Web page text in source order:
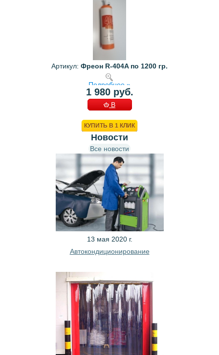
Артикул: Фреон R-404A по 1200 гр.
Подробнее »
1 980 руб.
В
КУПИТЬ В 1 КЛИК
Новости
Все новости
13 мая 2020 г.
Автокондиционирование